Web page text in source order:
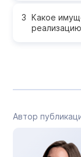
Какое
Автор